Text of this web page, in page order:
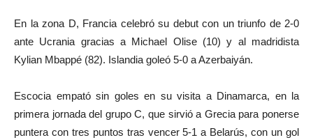
En la zona D, Francia celebró su debut con un triunfo de 2-0
ante Ucrania gracias a Michael Olise (10) y al madridista
Kylian Mbappé (82). Islandia goleó 5-0 a Azerbaiyán.
Escocia empató sin goles en su visita a Dinamarca, en la
primera jornada del grupo C, que sirvió a Grecia para ponerse
puntera con tres puntos tras vencer 5-1 a Belarús, con un gol